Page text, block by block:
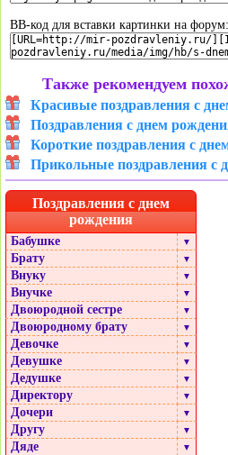
BB-код для вставки картинки на форум:
Также рекомендуем
Красивые поздравления с
Поздравления с днем
Короткие поздравления с
Прикольные поздравления с
Поздравления с днем
рождения
Бабушке ▼
Брату ▼
Внуку ▼
Внучке ▼
Двоюродной сестре ▼
Двоюродному брату ▼
Девочке ▼
Девушке ▼
Дедушке ▼
Директору ▼
Дочери ▼
Другу ▼
Дяде ▼